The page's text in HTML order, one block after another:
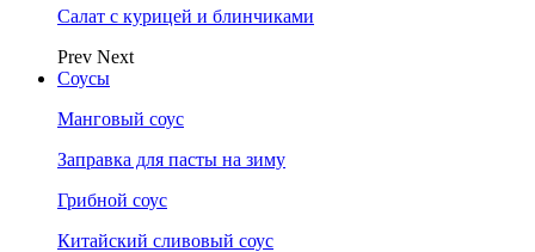
Салат с курицей и блинчиками
Prev Next
Соусы
Манговый соус
Заправка для пасты на зиму
Грибной соус
Китайский сливовый соус